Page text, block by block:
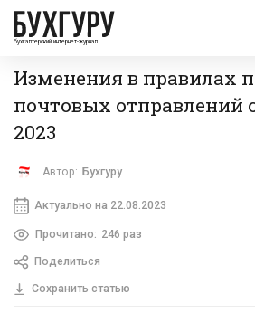
бухгалтерский интернет-журнал
Изменения в правилах
почтовых отправлений
2023
Автор: Бухгуру
Актуально на 22.08.2023
Прочитано: 246 раз
Поделиться
Сохранить статью